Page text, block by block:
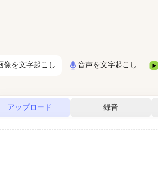
像を文字起こし 音声を文字起こし
アップロード 録音